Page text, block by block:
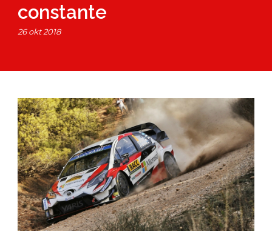
constante
26 okt 2018